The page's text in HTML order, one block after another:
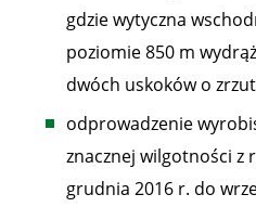
gdzie wytyczna
poziomie 850 m
dwóch uskoków o
odprowadzenie
znacznej wilgotności z
grudnia 2016 r. do